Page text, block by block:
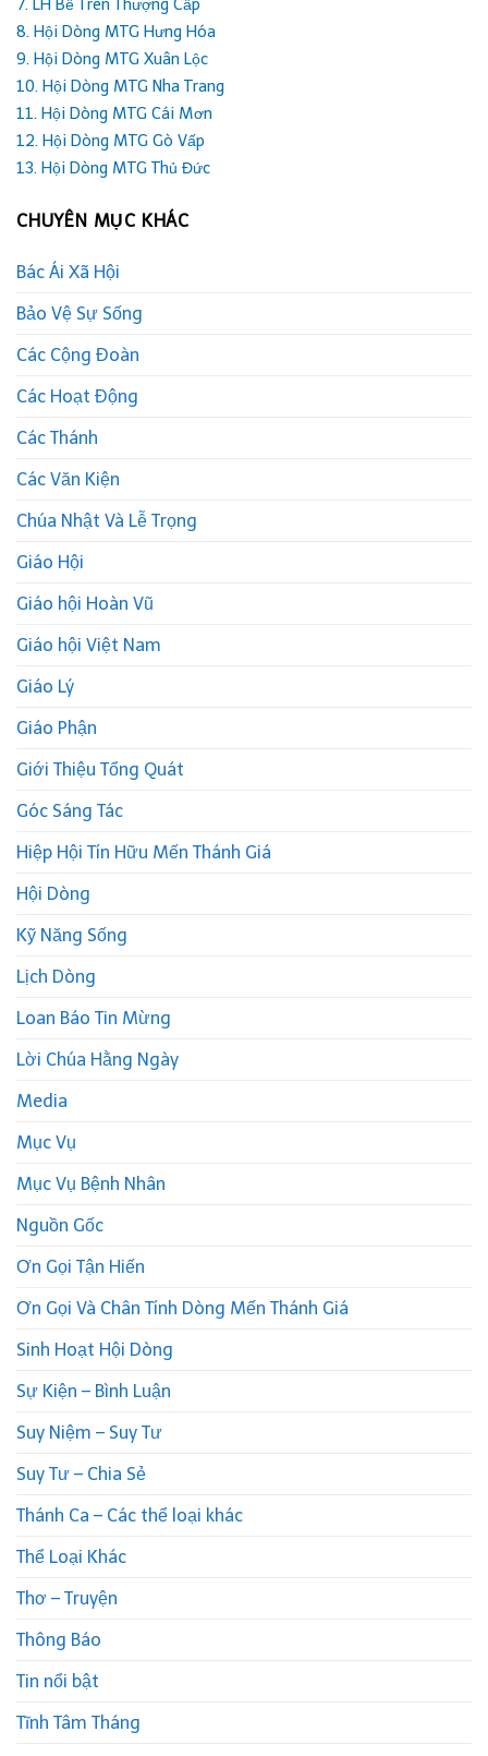
7. LH Bề Trên Thượng Cấp
8. Hội Dòng MTG Hưng Hóa
9. Hội Dòng MTG Xuân Lộc
10. Hội Dòng MTG Nha Trang
11. Hội Dòng MTG Cái Mơn
12. Hội Dòng MTG Gò Vấp
13. Hội Dòng MTG Thủ Đức
CHUYÊN MỤC KHÁC
Bác Ái Xã Hội
Bảo Vệ Sự Sống
Các Cộng Đoàn
Các Hoạt Động
Các Thánh
Các Văn Kiện
Chúa Nhật Và Lễ Trọng
Giáo Hội
Giáo hội Hoàn Vũ
Giáo hội Việt Nam
Giáo Lý
Giáo Phận
Giới Thiệu Tổng Quát
Góc Sáng Tác
Hiệp Hội Tín Hữu Mến Thánh Giá
Hội Dòng
Kỹ Năng Sống
Lịch Dòng
Loan Báo Tin Mừng
Lời Chúa Hằng Ngày
Media
Mục Vụ
Mục Vụ Bệnh Nhân
Nguồn Gốc
Ơn Gọi Tận Hiến
Ơn Gọi Và Chân Tính Dòng Mến Thánh Giá
Sinh Hoạt Hội Dòng
Sự Kiện – Bình Luận
Suy Niệm – Suy Tư
Suy Tư – Chia Sẻ
Thánh Ca – Các thể loại khác
Thể Loại Khác
Thơ – Truyện
Thông Báo
Tin nổi bật
Tĩnh Tâm Tháng